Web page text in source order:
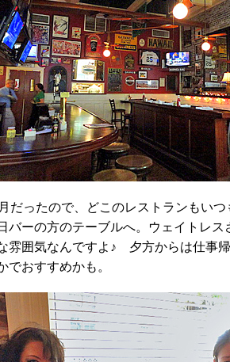
ったので、どこのレストランもい
バーの方のテーブルへ。ウェイトレ
雰囲気なんですよ♪ 夕方からは仕事
おすすめかも。